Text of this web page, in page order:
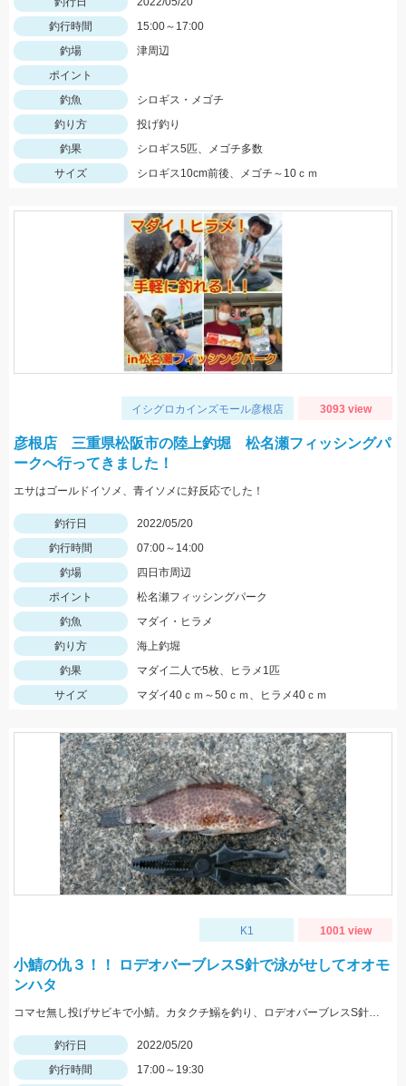
釣行時間
15:00～17:00
釣場
津周辺
ポイント
釣魚
シロギス・メゴチ
釣り方
投げ釣り
釣果
シロギス5匹、メゴチ多数
サイズ
シロギス10cm前後、メゴチ～10ｃｍ
イシグロカインズモール彦根店 3093 view
彦根店 三重県松阪市の陸上釣堀 松名瀬フィッシングパ
ークへ行ってきました！
エサはゴールドイソメ、青イソメに好反応でした！
釣行日
2022/05/20
釣行時間
07:00～14:00
釣場
四日市周辺
ポイント
松名瀬フィッシングパーク
釣魚
マダイ・ヒラメ
釣り方
海上釣堀
釣果
マダイ二人で5枚、ヒラメ1匹
サイズ
マダイ40ｃｍ～50ｃｍ、ヒラメ40ｃｍ
K1 1001 view
小鯖の仇３！！ ロデオバーブレスS針で泳がせしてオオモ
ンハタ
コマセ無し投げサビキで小鯖。カタクチ鰯を釣り、ロデオバーブレスS針で泳がせしてオオモンハタ２匹ゲット。
釣行日
2022/05/20
釣行時間
17:00～19:30